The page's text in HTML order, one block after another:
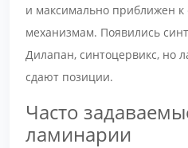
и максимально приближен к
механизмам. Появились
Дилапан, синтоцервикс, но
сдают позиции.
Часто
ламинарии